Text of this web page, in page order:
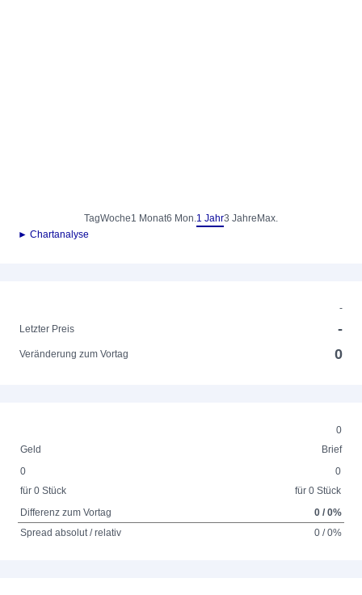
TagWoche1 Monat6 Mon.1 Jahr3 Jahre Max.
► Chartanalyse
-
Letzter Preis
-
Veränderung zum Vortag 0
0
Geld
Brief
0
für 0 Stück
0
für 0 Stück
Differenz zum Vortag
0 / 0%
Spread absolut / relativ
0 / 0%